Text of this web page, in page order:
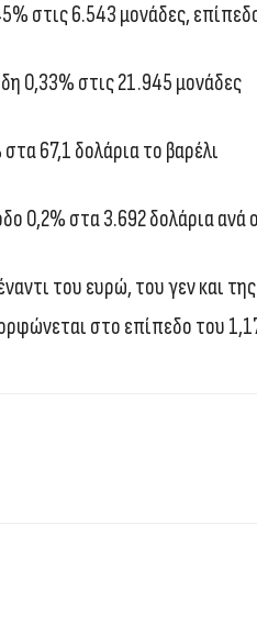
στις 6.543 μονάδες,
0,33% στις 21.945 μονάδες
67,1 δολάρια το βαρέλι
0,2% στα 3.692 δολάρια ανά
του ευρώ, του γεν και
στο επίπεδο του